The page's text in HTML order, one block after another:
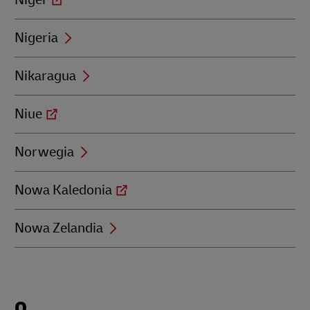
Nigeria
Nikaragua
Niue
Norwegia
Nowa Kaledonia
Nowa Zelandia